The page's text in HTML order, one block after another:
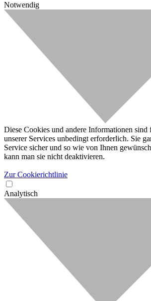
Notwendig
Diese Cookies und andere Informationen
unserer Services unbedingt erforderlich. Sie
Service sicher und so wie von Ihnen
kann man sie nicht deaktivieren.
Zur Cookierichtlinie
Analytisch